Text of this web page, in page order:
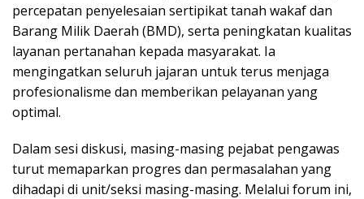
percepatan penyelesaian sertipikat tanah wakaf dan
Barang Milik Daerah (BMD), serta peningkatan kualitas
layanan pertanahan kepada masyarakat. Ia
mengingatkan seluruh jajaran untuk terus menjaga
profesionalisme dan memberikan pelayanan yang
optimal.
Dalam sesi diskusi, masing-masing pejabat pengawas
turut memaparkan progres dan permasalahan yang
dihadapi di unit/seksi masing-masing. Melalui forum ini,